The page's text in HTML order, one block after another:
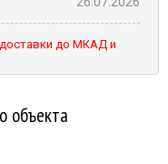
до МКАД и
объекта